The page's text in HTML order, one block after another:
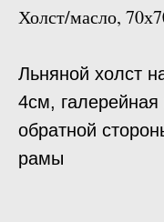
Холст/масло,
Льняной холст
4см,
обратной
рамы